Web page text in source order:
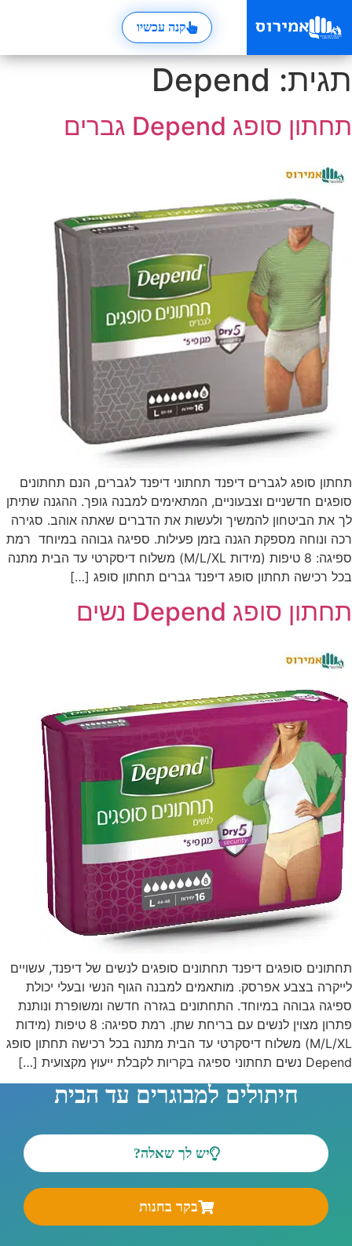
קנה עכשיו
תגית: Depend
תחתון סופג Depend גברים
תחתון סופג לגברים דיפנד תחתוני דיפנד לגברים, הנם תחתונים
סופגים חדשניים וצבעוניים, המתאימים למבנה גופך. ההגנה שתיתן
לך את הביטחון להמשיך ולעשות את הדברים שאתה אוהב. סגירה
רכה ונוחה מספקת הגנה בזמן פעילות. ספיגה גבוהה במיוחד רמת
ספיגה: 8 טיפות (מידות M/L/XL) משלוח דיסקרטי עד הבית מתנה
בכל רכישה תחתון סופג דיפנד גברים תחתון סופג […]
תחתון סופג Depend נשים
תחתונים סופגים דיפנד תחתונים סופגים לנשים של דיפנד, עשויים
לייקרה בצבע אפרסק. מותאמים למבנה הגוף הנשי ובעלי יכולת
ספיגה גבוהה במיוחד. התחתונים בגזרה חדשה ומשופרת ונותנת
פתרון מצוין לנשים עם בריחת שתן. רמת ספיגה: 8 טיפות (מידות
M/L/XL) משלוח דיסקרטי עד הבית מתנה בכל רכישה תחתון סופג
Depend נשים תחתוני ספיגה בקריות לקבלת ייעוץ מקצועית […]
חיתולים למבוגרים עד הבית
יש לך שאלה?
בקר בחנות